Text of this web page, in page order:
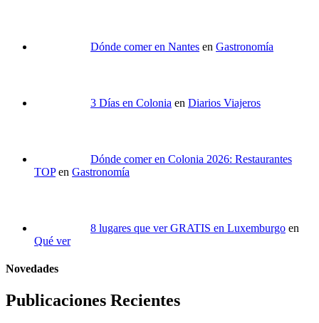
Dónde comer en Nantes en Gastronomía
3 Días en Colonia en Diarios Viajeros
Dónde comer en Colonia 2026: Restaurantes
TOP en Gastronomía
8 lugares que ver GRATIS en Luxemburgo en
Qué ver
Novedades
Publicaciones Recientes